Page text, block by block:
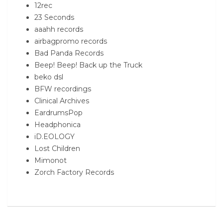
12rec
23 Seconds
aaahh records
airbagpromo records
Bad Panda Records
Beep! Beep! Back up the Truck
beko dsl
BFW recordings
Clinical Archives
EardrumsPop
Headphonica
iD.EOLOGY
Lost Children
Mimonot
Zorch Factory Records